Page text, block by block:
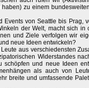
zu einem
Events von Seattle bis
der Welt, macht sich
und Ziele verfolgen wir
neue Ideen entwickeln?
aus verschiedensten
Widerstandes
schöpfen und neue Ideen
als auch von
breite und umfassende